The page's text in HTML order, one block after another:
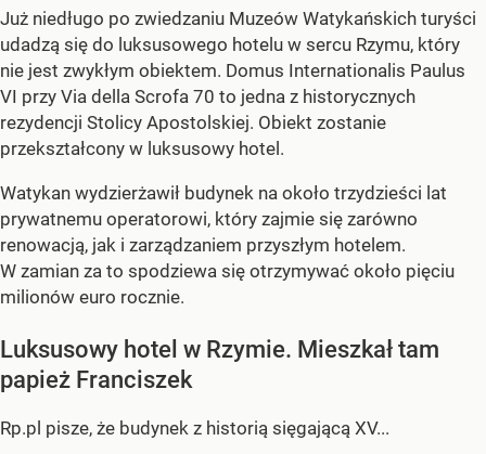
Już niedługo po zwiedzaniu Muzeów Watykańskich turyści
udadzą się do luksusowego hotelu w sercu Rzymu, który
nie jest zwykłym obiektem. Domus Internationalis Paulus
VI przy Via della Scrofa 70 to jedna z historycznych
rezydencji Stolicy Apostolskiej. Obiekt zostanie
przekształcony w luksusowy hotel.
Watykan wydzierżawił budynek na około trzydzieści lat
prywatnemu operatorowi, który zajmie się zarówno
renowacją, jak i zarządzaniem przyszłym hotelem.
W zamian za to spodziewa się otrzymywać około pięciu
milionów euro rocznie.
Luksusowy hotel w Rzymie. Mieszkał tam
papież Franciszek
Rp.pl pisze, że budynek z historią sięgającą XV...